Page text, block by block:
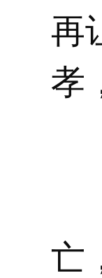
再
孝
亡